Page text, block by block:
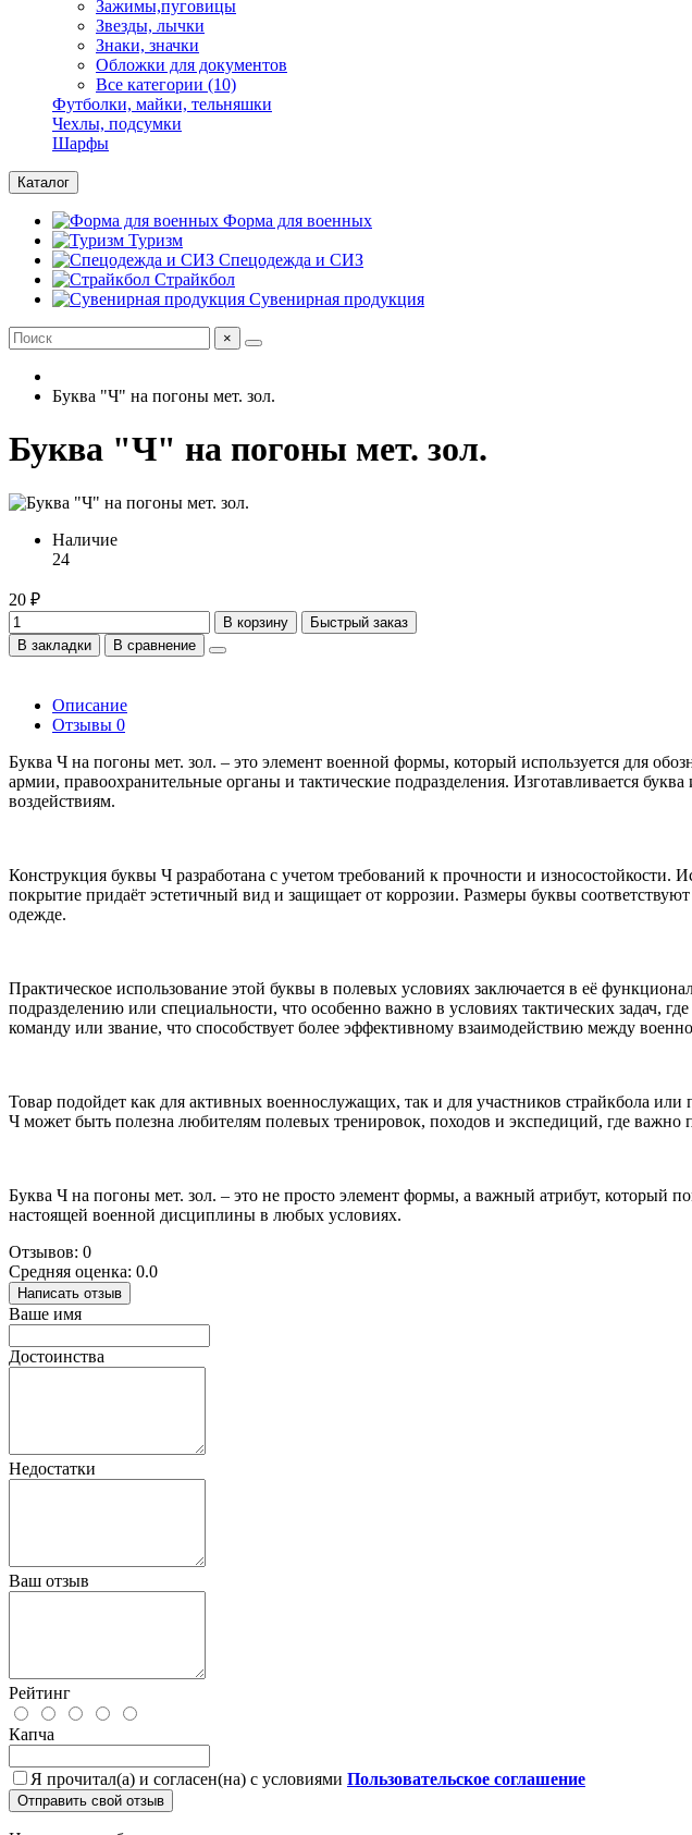
Зажимы,пуговицы
Звезды, лычки
Знаки, значки
Обложки для документов
Все категории (10)
Футболки, майки, тельняшки
Чехлы, подсумки
Шарфы
Каталог
Форма для военных
Туризм
Спецодежда и СИЗ
Страйкбол
Сувенирная продукция
×
Буква "Ч" на погоны мет. зол.
Буква "Ч" на погоны мет. зол.
Наличие
24
20 ₽
В корзину
Быстрый заказ
В закладки
В сравнение
Описание
Отзывы 0
Буква Ч на погоны мет. зол. – это элемент военной формы, который используется для
армии, правоохранительные органы и тактические подразделения. Изготавливается
воздействиям.
Конструкция буквы Ч разработана с учетом требований к прочности и
покрытие придаёт эстетичный вид и защищает от коррозии. Размеры буквы
одежде.
Практическое использование этой буквы в полевых условиях заключается в её
подразделению или специальности, что особенно важно в условиях тактических задач,
команду или звание, что способствует более эффективному взаимодействию между
Товар подойдет как для активных военнослужащих, так и для участников страйкбола
Ч может быть полезна любителям полевых тренировок, походов и экспедиций, где
Буква Ч на погоны мет. зол. – это не просто элемент формы, а важный атрибут, который
настоящей военной дисциплины в любых условиях.
Отзывов: 0
Средняя оценка: 0.0
Написать отзыв
Ваше имя
Достоинства
Недостатки
Ваш отзыв
Рейтинг
Капча
Я прочитал(а) и согласен(на) с условиями Пользовательское соглашение
Отправить свой отзыв